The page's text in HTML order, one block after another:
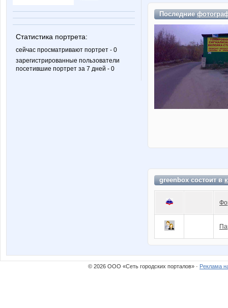
Статистика портрета:
сейчас просматривают портрет - 0
зарегистрированные пользователи
посетившие портрет за 7 дней - 0
Последние
greenbox состоит в
© 2026 ООО «Сеть городских порталов» · Реклама